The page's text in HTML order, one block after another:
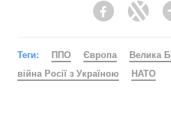
Facebook
Теги: ППО Європа
Велика
війна Росії з Україною
НАТО